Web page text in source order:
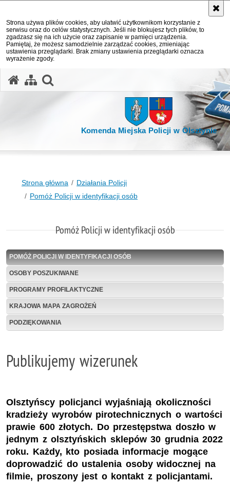
Strona używa plików cookies, aby ułatwić użytkownikom korzystanie z
serwisu oraz do celów statystycznych. Jeśli nie blokujesz tych plików, to
zgadzasz się na ich użycie oraz zapisanie w pamięci urządzenia.
Pamiętaj, że możesz samodzielnie zarządzać cookies, zmieniając
ustawienia przeglądarki. Brak zmiany ustawienia przeglądarki oznacza
wyrażenie zgody.
Komenda Miejska Policji w Olsztynie
Strona główna
Działania Policji
Pomóż Policji w identyfikacji osób
Pomóż Policji w identyfikacji osób
POMÓŻ POLICJI W IDENTYFIKACJI OSÓB
OSOBY POSZUKIWANE
PROGRAMY PROFILAKTYCZNE
KRAJOWA MAPA ZAGROŻEŃ
PODZIĘKOWANIA
Publikujemy wizerunek
Olsztyńscy policjanci wyjaśniają okoliczności
kradzieży wyrobów pirotechnicznych o wartości
prawie 600 złotych. Do przestępstwa doszło w
jednym z olsztyńskich sklepów 30 grudnia 2022
roku. Każdy, kto posiada informacje mogące
doprowadzić do ustalenia osoby widocznej na
filmie, proszony jest o kontakt z policjantami.